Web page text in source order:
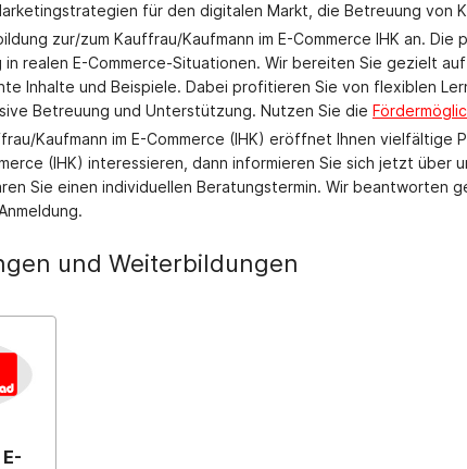
für den digitalen Markt, die Betreuung von
zur/zum Kauffrau/Kaufmann im E-Commerce IHK an.
realen E-Commerce-Situationen. Wir bereiten Sie gezielt
Inhalte und Beispiele. Dabei profitieren Sie von flexiblen
Betreuung und Unterstützung. Nutzen Sie die
Kaufmann im E-Commerce (IHK) eröffnet Ihnen
(IHK) interessieren, dann informieren Sie sich jetzt
Sie einen individuellen Beratungstermin. Wir beantworten
und Weiterbildungen